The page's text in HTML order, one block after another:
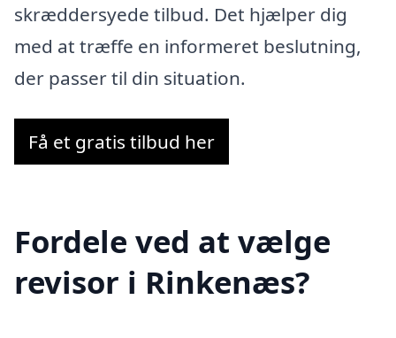
skræddersyede tilbud. Det hjælper dig
med at træffe en informeret beslutning,
der passer til din situation.
Få et gratis tilbud her
Fordele ved at vælge
revisor i Rinkenæs?